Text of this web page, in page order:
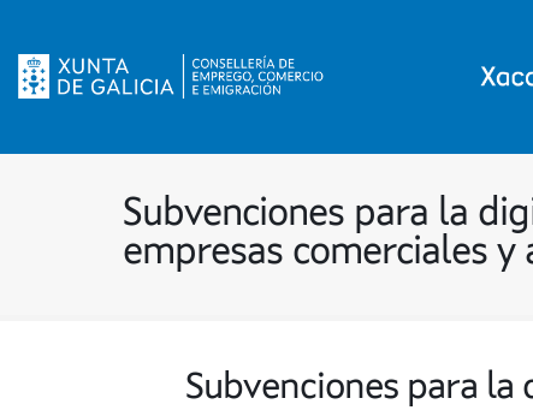
Subvenciones para la
empresas comerciales y
Subvenciones para